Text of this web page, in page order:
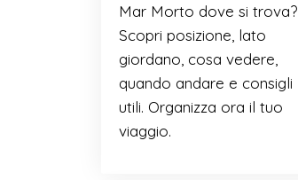
Mar Morto dove si trova?
Scopri posizione, lato
giordano, cosa vedere,
quando andare e consigli
utili. Organizza ora il tuo
viaggio.